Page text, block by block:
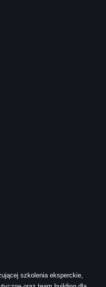
szkolenia eksperckie,